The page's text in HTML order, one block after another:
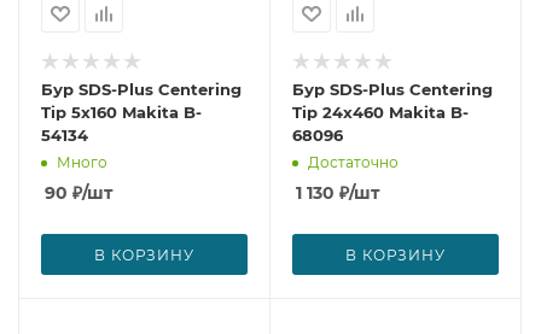
Бур SDS-Plus Centering
Tip 5x160 Makita B-
54134
Много
90 ₽/шт
В КОРЗИНУ
Бур SDS-Plus Centering
Tip 24x460 Makita B-
68096
Достаточно
1 130 ₽/шт
В КОРЗИНУ